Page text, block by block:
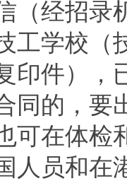
（经招录
工学校（
印件），
同的，要
可在体检
人员和在